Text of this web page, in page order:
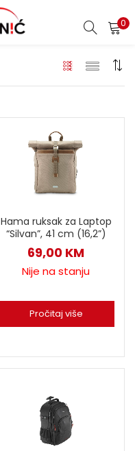
0
Hama ruksak za Laptop
“Silvan”, 41 cm (16,2”)
69,00 KM
Nije na stanju
Pročitaj više